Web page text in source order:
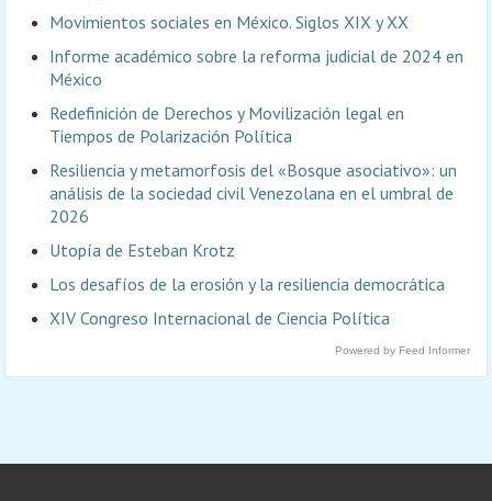
Movimientos sociales en México. Siglos XIX y XX
Informe académico sobre la reforma judicial de 2024 en
México
Redefinición de Derechos y Movilización legal en
Tiempos de Polarización Política
Resiliencia y metamorfosis del «Bosque asociativo»: un
análisis de la sociedad civil Venezolana en el umbral de
2026
Utopía de Esteban Krotz
Los desafíos de la erosión y la resiliencia democrática
XIV Congreso Internacional de Ciencia Política
Powered by Feed Informer